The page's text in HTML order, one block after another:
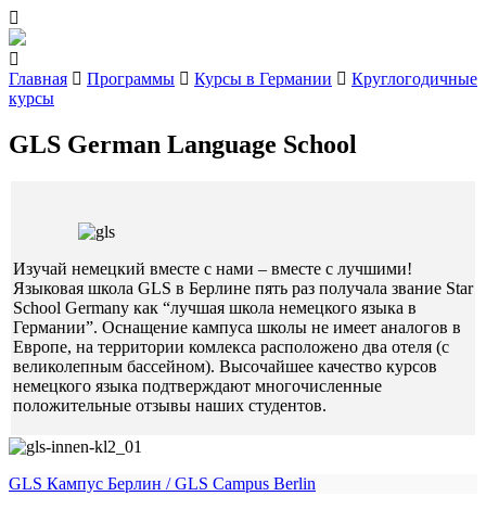
Главная Программы Курсы в Германии
Круглогодичные
курсы
GLS German Language School
Изучай немецкий вместе с нами – вместе с лучшими!
Языковая школа GLS в Берлине пять раз получала звание Star
School Germany как “лучшая школа немецкого языка в
Германии”. Оснащение кампуса школы не имеет аналогов в
Европе, на территории комлекса расположено два отеля (с
великолепным бассейном). Высочайшее качество курсов
немецкого языка подтверждают многочисленные
положительные отзывы наших студентов.
GLS Кампус Берлин / GLS Campus Berlin